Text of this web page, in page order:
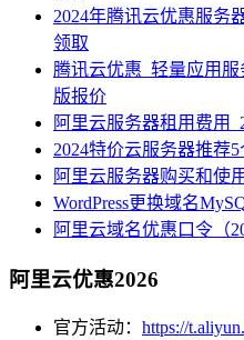
2024年腾讯云优惠服务
领取
腾讯云优惠_轻量应用
版报价
阿里云服务器租用费用
2024特价云服务器推荐
阿里云服务器购买和使
WordPress更换域名
阿里云域名优惠口令（
阿里云优惠2026
官方活动： https://